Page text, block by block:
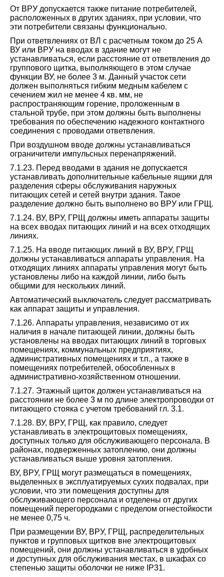
От ВРУ допускается также питание потребителей,
расположенных в других зданиях, при условии, что
эти потребители связаны функционально.
При ответвлениях от ВЛ с расчетным током до 25 А
ВУ или ВРУ на вводах в здание могут не
устанавливаться, если расстояние от ответвления до
группового щитка, выполняющего в этом случае
функции ВУ, не более 3 м. Данный участок сети
должен выполняться гибким медным кабелем с
сечением жил не менее 4 кв. мм, не
распространяющим горение, проложенным в
стальной трубе, при этом должны быть выполнены
требования по обеспечению надежного контактного
соединения с проводами ответвления.
При воздушном вводе должны устанавливаться
ограничители импульсных перенапряжений.
7.1.23. Перед вводами в здания не допускается
устанавливать дополнительные кабельные ящики для
разделения сферы обслуживания наружных
питающих сетей и сетей внутри здания. Такое
разделение должно быть выполнено во ВРУ или ГРЩ.
7.1.24. ВУ, ВРУ, ГРЩ должны иметь аппараты защиты
на всех вводах питающих линий и на всех отходящих
линиях.
7.1.25. На вводе питающих линий в ВУ, ВРУ, ГРЩ
должны устанавливаться аппараты управления. На
отходящих линиях аппараты управления могут быть
установлены либо на каждой линии, либо быть
общими для нескольких линий.
Автоматический выключатель следует рассматривать
как аппарат защиты и управления.
7.1.26. Аппараты управления, независимо от их
наличия в начале питающей линии, должны быть
установлены на вводах питающих линий в торговых
помещениях, коммунальных предприятиях,
административных помещениях и т.п., а также в
помещениях потребителей, обособленных в
административно-хозяйственном отношении.
7.1.27. Этажный щиток должен устанавливаться на
расстоянии не более 3 м по длине электропроводки от
питающего стояка с учетом требований гл. 3.1.
7.1.28. ВУ, ВРУ, ГРЩ, как правило, следует
устанавливать в электрощитовых помещениях,
доступных только для обслуживающего персонала. В
районах, подверженных затоплению, они должны
устанавливаться выше уровня затопления.
ВУ, ВРУ, ГРЩ могут размещаться в помещениях,
выделенных в эксплуатируемых сухих подвалах, при
условии, что эти помещения доступны для
обслуживающего персонала и отделены от других
помещений перегородками с пределом огнестойкости
не менее 0,75 ч.
При размещении ВУ, ВРУ, ГРЩ, распределительных
пунктов и групповых щитков вне электрощитовых
помещений, они должны устанавливаться в удобных
и доступных для обслуживания местах, в шкафах со
степенью защиты оболочки не ниже IP31.